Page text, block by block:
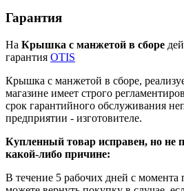
Гарантия
На Крышка с манжетой в сборе
гарантия OTIS
Крышка с манжетой в сборе,
магазине имеет строго
срок гарантийного обслуживания
предприятии - изготовителе.
Купленный товар исправен, но не
какой-либо причине:
В течение 5 рабочих дней с момента